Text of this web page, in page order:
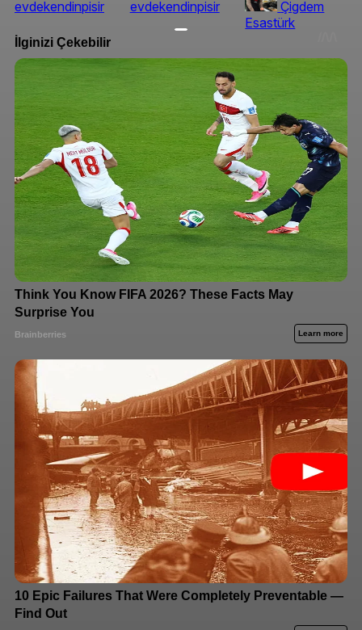
evdekendinpisir evdekendinpisir
Çigdem
Esastürk